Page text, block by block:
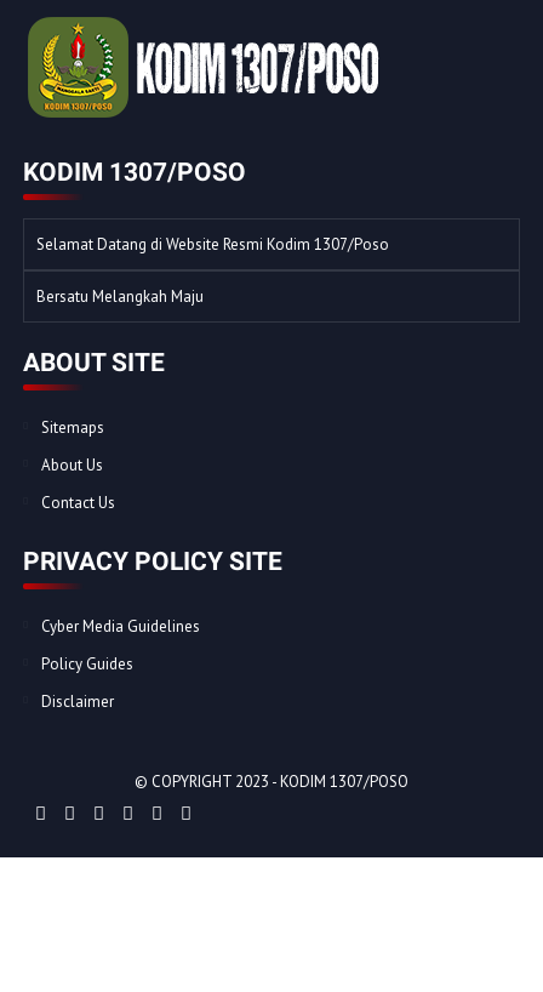
KODIM 1307/POSO
Selamat Datang di Website Resmi Kodim 1307/Poso
Bersatu Melangkah Maju
ABOUT SITE
Sitemaps
About Us
Contact Us
PRIVACY POLICY SITE
Cyber Media Guidelines
Policy Guides
Disclaimer
© COPYRIGHT 2023 -KODIM 1307/POSO